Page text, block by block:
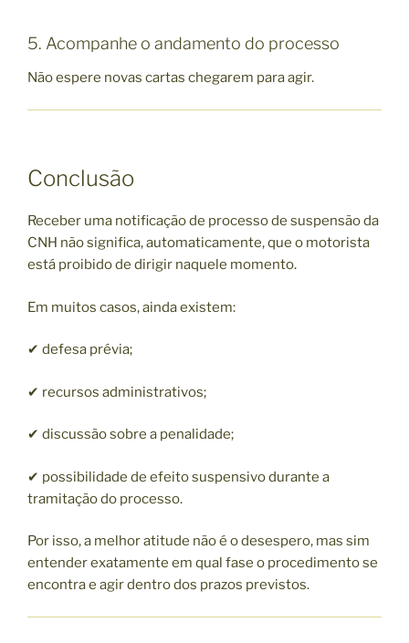
5. Acompanhe o andamento do processo
Não espere novas cartas chegarem para agir.
Conclusão
Receber uma notificação de processo de suspensão da
CNH não significa, automaticamente, que o motorista
está proibido de dirigir naquele momento.
Em muitos casos, ainda existem:
✔ defesa prévia;
✔ recursos administrativos;
✔ discussão sobre a penalidade;
✔ possibilidade de efeito suspensivo durante a
tramitação do processo.
Por isso, a melhor atitude não é o desespero, mas sim
entender exatamente em qual fase o procedimento se
encontra e agir dentro dos prazos previstos.